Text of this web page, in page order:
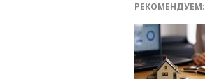
РЕКОМЕНДУЕМ: